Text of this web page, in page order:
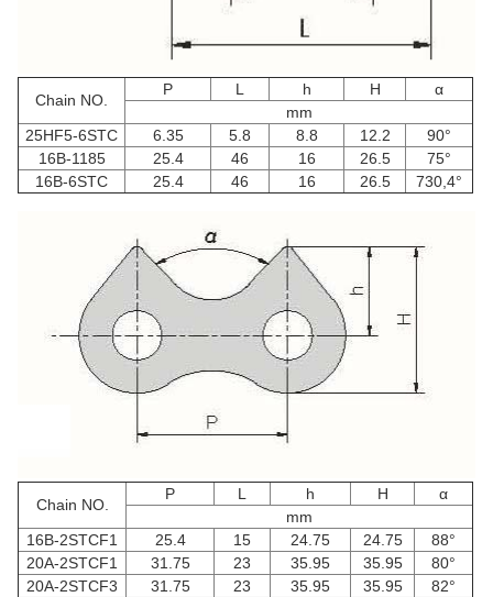
Chain NO.
P L h H
α
mm
25HF5-6STC
6.35 5.8 8.8 12.2
90°
16B-1185
25.4 46 16 26.5
75°
16B-6STC
25.4 46 16 26.5 730,4°
Chain NO.
P L h H
α
mm
16B-2STCF1
25.4 15 24.75 24.75
88°
20A-2STCF1
31.75 23 35.95 35.95
80°
20A-2STCF3
31.75 23 35.95 35.95 82°